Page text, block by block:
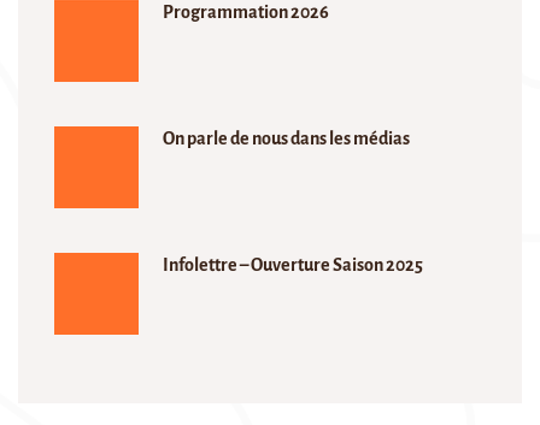
Programmation 2026
On parle de nous dans les médias
Infolettre – Ouverture Saison 2025